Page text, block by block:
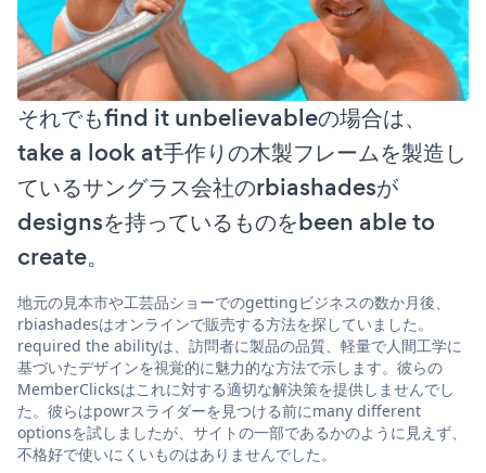
それでもfind it unbelievableの場合は、
take a look at手作りの木製フレームを製造し
ているサングラス会社のrbiashadesが
designsを持っているものをbeen able to
create。
地元の見本市や工芸品ショーでのgettingビジネスの数か月後、
rbiashadesはオンラインで販売する方法を探していました。
required the abilityは、訪問者に製品の品質、軽量で人間工学に
基づいたデザインを視覚的に魅力的な方法で示します。彼らの
MemberClicksはこれに対する適切な解決策を提供しませんでし
た。彼らはpowrスライダーを見つける前にmany different
optionsを試しましたが、サイトの一部であるかのように見えず、
不格好で使いにくいものはありませんでした。